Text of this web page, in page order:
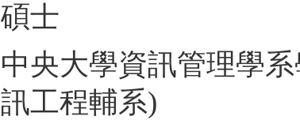
碩士
中央大學資訊管理學
訊工程輔系)